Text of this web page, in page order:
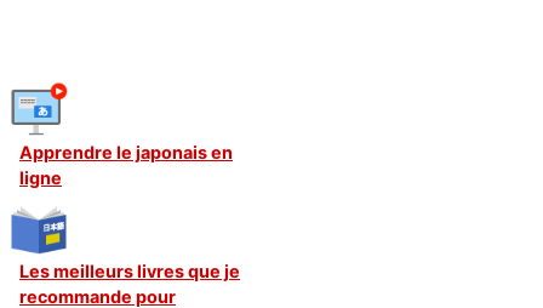
Apprendre le japonais en
ligne
Les meilleurs livres que je
recommande pour